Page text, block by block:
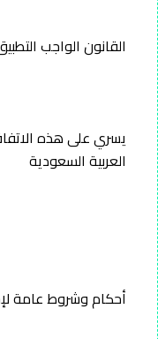
القانون الواجب
يسري على هذه
العربية السعودية
أحكام وشروط عامة